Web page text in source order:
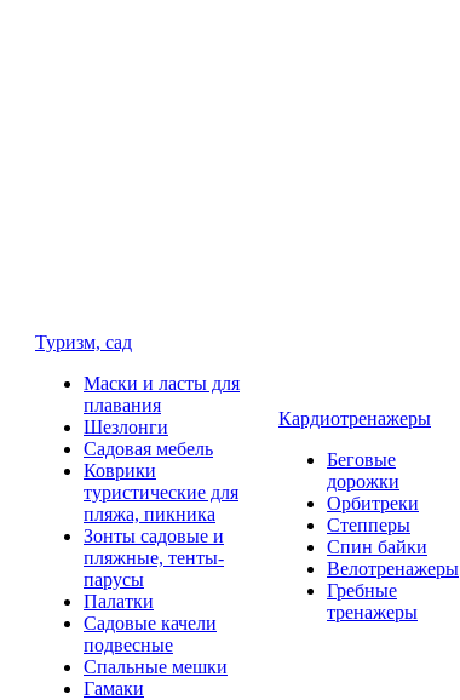
Туризм, сад
Маски и ласты для
плавания
Шезлонги
Садовая мебель
Коврики
туристические для
пляжа, пикника
Зонты садовые и
пляжные, тенты-
парусы
Палатки
Садовые качели
подвесные
Спальные мешки
Гамаки
Кардиотренажеры
Беговые
дорожки
Орбитреки
Степперы
Спин байки
Велотренажеры
Гребные
тренажеры